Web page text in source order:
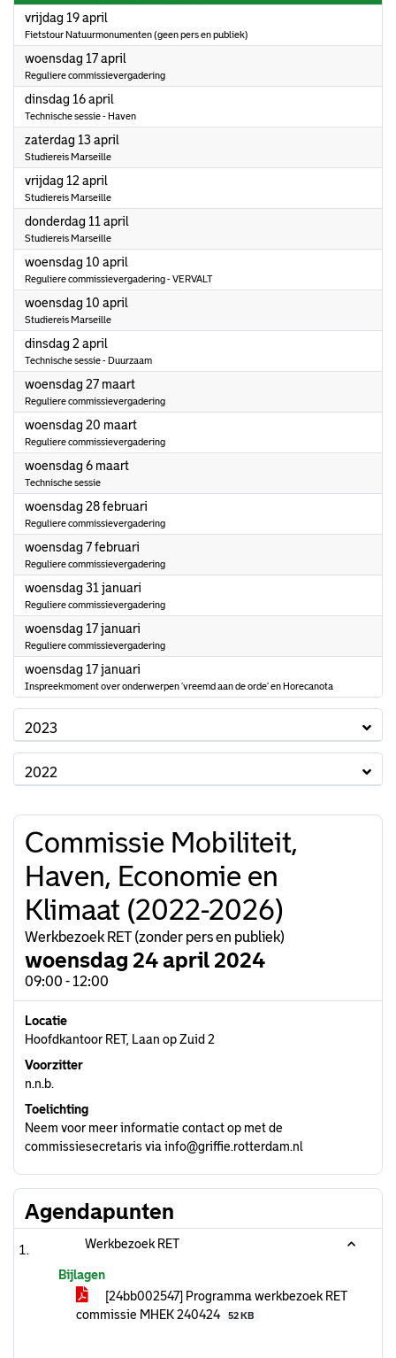
vrijdag 19 april
Fietstour Natuurmonumenten (geen pers en publiek)
woensdag 17 april
Reguliere commissievergadering
dinsdag 16 april
Technische sessie - Haven
zaterdag 13 april
Studiereis Marseille
vrijdag 12 april
Studiereis Marseille
donderdag 11 april
Studiereis Marseille
woensdag 10 april
Reguliere commissievergadering - VERVALT
woensdag 10 april
Studiereis Marseille
dinsdag 2 april
Technische sessie - Duurzaam
woensdag 27 maart2024
Reguliere commissievergadering
woensdag 20 maart2024
Reguliere commissievergadering
woensdag 6 maart2024
Technische sessie
woensdag 28 februari
Reguliere commissievergadering
woensdag 7 februari
Reguliere commissievergadering
woensdag 31 januari
Reguliere commissievergadering
woensdag 17 januari
Reguliere commissievergadering
woensdag 17 januari
Inspreekmoment over onderwerpen ‘vreemd aan de orde’ en Horecanota
2023
2022
Commissie Mobiliteit,
Haven, Economie en
Klimaat (2022-2026)
Werkbezoek RET (zonder pers en publiek)
woensdag 24 april 2024
09:00 - 12:00
Locatie
Hoofdkantoor RET, Laan op Zuid 2
Voorzitter
n.n.b.
Toelichting
Neem voor meer informatie contact op met de
commissiesecretaris via info@griffie.rotterdam.nl
Agendapunten
Werkbezoek RET
Bijlagen
[24bb002547] Programma werkbezoek RET
commissie MHEK 240424
52 KB